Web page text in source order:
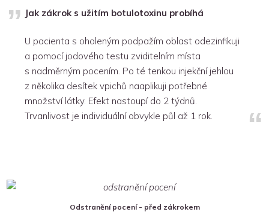
Jak zákrok s užitím botulotoxinu probíhá
U pacienta s oholeným podpažím oblast odezinfikuji
a pomocí jodového testu zviditelním místa
s nadměrným pocením. Po té tenkou injekční jehlou
z několika desítek vpichů naaplikuji potřebné
množství látky. Efekt nastoupí do 2 týdnů.
Trvanlivost je individuální obvykle půl až 1 rok.
Odstranění pocení - před zákrokem